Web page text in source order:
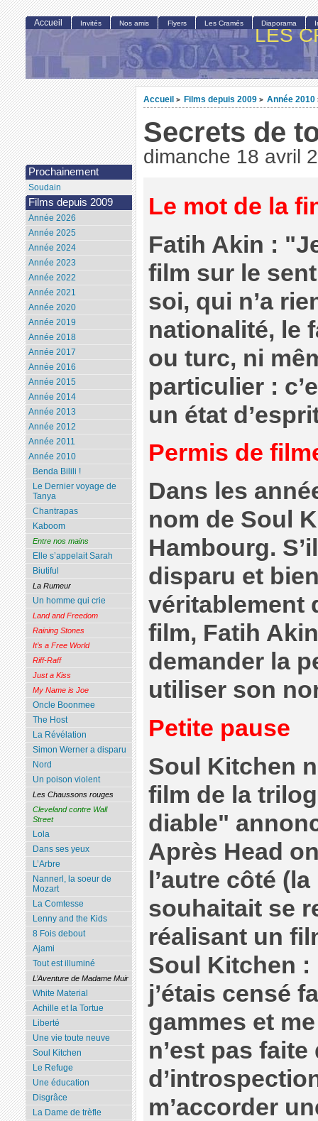
LES
Accueil > Films depuis 2009 > Année 2010
Secrets de
dimanche 18 avril
Le mot de la
Fatih Akin :
film sur le
soi, qui n’a
nationalité, le
ou turc, ni
particulier :
un état
Permis de
Dans les
nom de Soul
Hambourg.
disparu et
véritablement
film, Fatih
demander la
utiliser son
Petite pause
Soul Kitchen
film de la
diable"
Après Head
l’autre côté
souhaitait se
réalisant un
Soul Kitchen
j’étais censé
gammes et
n’est pas
m’accorder
Accueil Invités Nos amis Flyers Les Cramés Diaporama
Prochainement
Soudain
Films depuis 2009
Année 2026
Année 2025
Année 2024
Année 2023
Année 2022
Année 2021
Année 2020
Année 2019
Année 2018
Année 2017
Année 2016
Année 2015
Année 2014
Année 2013
Année 2012
Année 2011
Année 2010
Benda Bilili !
Le Dernier voyage de
Tanya
Chantrapas
Kaboom
Entre nos mains
Elle s’appelait Sarah
Biutiful
La Rumeur
Un homme qui crie
Land and Freedom
Raining Stones
It’s a Free World
Riff-Raff
Just a Kiss
My Name is Joe
Oncle Boonmee
The Host
La Révélation
Simon Werner a disparu
Nord
Un poison violent
Les Chaussons rouges
Cleveland contre Wall
Street
Lola
Dans ses yeux
L’Arbre
Nannerl, la soeur de
Mozart
La Comtesse
Lenny and the Kids
8 Fois debout
Ajami
Tout est illuminé
L’Aventure de Madame Muir
White Material
Achille et la Tortue
Liberté
Une vie toute neuve
Soul Kitchen
Le Refuge
Une éducation
Disgrâce
La Dame de trèfle